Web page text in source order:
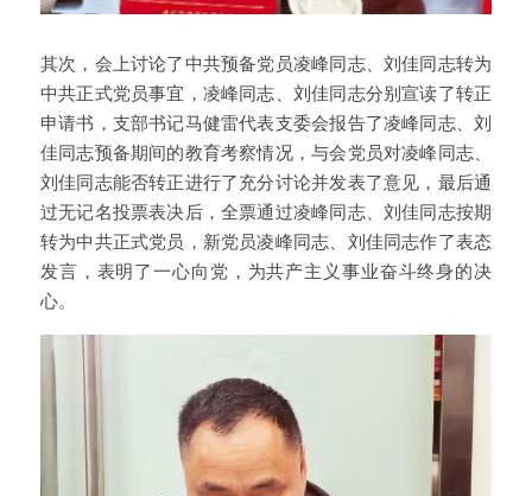
其次，会上讨论了中共预备党员凌峰同志、刘佳同志转为
中共正式党员事宜，凌峰同志、刘佳同志分别宣读了转正
申请书，支部书记马健雷代表支委会报告了凌峰同志、刘
佳同志预备期间的教育考察情况，与会党员对凌峰同志、
刘佳同志能否转正进行了充分讨论并发表了意见，最后通
过无记名投票表决后，全票通过凌峰同志、刘佳同志按期
转为中共正式党员，新党员凌峰同志、刘佳同志作了表态
发言，表明了一心向党，为共产主义事业奋斗终身的决
心。